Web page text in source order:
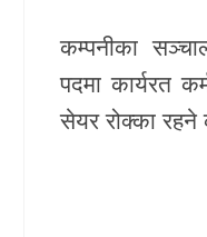
कम्पनीका
पदमा कार्यरत
सेयर रोक्का